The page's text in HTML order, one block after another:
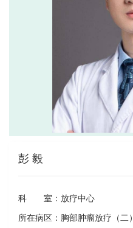
彭 毅
科 室： 放疗中心
所在病区： 胸部肿瘤放疗（二）